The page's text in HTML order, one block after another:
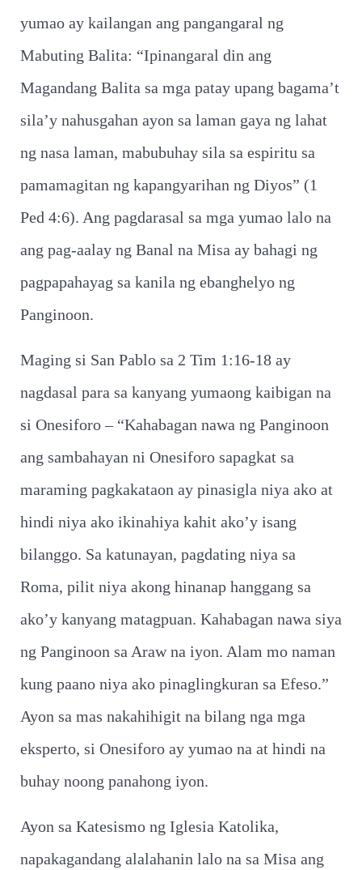
yumao ay kailangan ang pangangaral ng
Mabuting Balita: “Ipinangaral din ang
Magandang Balita sa mga patay upang bagama’t
sila’y nahusgahan ayon sa laman gaya ng lahat
ng nasa laman, mabubuhay sila sa espiritu sa
pamamagitan ng kapangyarihan ng Diyos” (1
Ped 4:6). Ang pagdarasal sa mga yumao lalo na
ang pag-aalay ng Banal na Misa ay bahagi ng
pagpapahayag sa kanila ng ebanghelyo ng
Panginoon.
Maging si San Pablo sa 2 Tim 1:16-18 ay
nagdasal para sa kanyang yumaong kaibigan na
si Onesiforo – “Kahabagan nawa ng Panginoon
ang sambahayan ni Onesiforo sapagkat sa
maraming pagkakataon ay pinasigla niya ako at
hindi niya ako ikinahiya kahit ako’y isang
bilanggo. Sa katunayan, pagdating niya sa
Roma, pilit niya akong hinanap hanggang sa
ako’y kanyang matagpuan. Kahabagan nawa siya
ng Panginoon sa Araw na iyon. Alam mo naman
kung paano niya ako pinaglingkuran sa Efeso.”
Ayon sa mas nakahihigit na bilang nga mga
eksperto, si Onesiforo ay yumao na at hindi na
buhay noong panahong iyon.
Ayon sa Katesismo ng Iglesia Katolika,
napakagandang alalahanin lalo na sa Misa ang